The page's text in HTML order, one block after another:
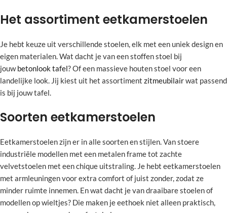
Het assortiment eetkamerstoelen
Je hebt keuze uit verschillende stoelen, elk met een uniek design en
eigen materialen. Wat dacht je van een stoffen stoel bij
jouwbetonlook tafel? Of een massieve houten stoel voor een
landelijke look. Jij kiest uit het assortiment zitmeubilairwat passend
is bij jouw tafel.
Soorten eetkamerstoelen
Eetkamerstoelen zijn er in alle soorten en stijlen. Van stoere
industriële modellen met een metalen frame tot zachte
velvetstoelen met een chique uitstraling. Je hebt eetkamerstoelen
met armleuningen voor extra comfort of juist zonder, zodat ze
minder ruimte innemen. En wat dacht je van draaibare stoelen of
modellen op wieltjes? Die maken je eethoek niet alleen praktisch,